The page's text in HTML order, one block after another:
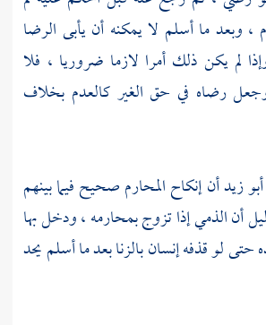
، وبعد ما أسلم لا يمكنه أن يأبى الرضا
لم يكن ذلك أمرا لازما ضروريا ، فلا
رضاه في حق الغير كالعدم بخلاف
أبو زيدأن إنكاح المحارم صحيح فيما بينهم
أن الذمي إذا تزوج بمحارمه ، ودخل بها
لو قذفه إنسان بالزنا بعد ما أسلم يحد